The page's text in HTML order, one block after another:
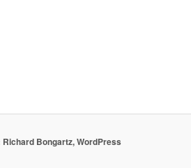
Bongartz, WordPress